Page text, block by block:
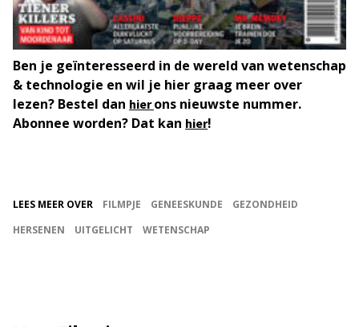
Ben je geïnteresseerd in de wereld van wetenschap
& technologie en wil je hier graag meer over
lezen? Bestel dan hierons nieuwste nummer.
Abonnee worden? Dat kan hier!
LEES MEER OVER FILMPJE GENEESKUNDE
GEZONDHEID
HERSENEN
UITGELICHT WETENSCHAP